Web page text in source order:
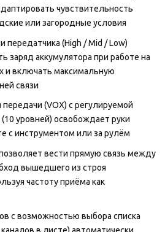
чувствительность
или загородные условия
передатчика (High / Mid / Low)
заряд аккумулятора при работе на
и включать максимальную
связи
передачи (VOX) с регулируемой
уровней) освобождает руки
с инструментом или за рулём
вести прямую связь между
вышедшего из строя
частоту приёма как
с возможностью выбора списка